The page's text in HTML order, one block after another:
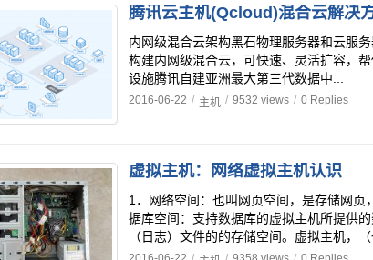
内网级混合云架构黑石物理服务器和云服
构建内网级混合云，可快速、灵活扩容，
设施腾讯自建亚洲最大第三代数据中...
2016-06-22 / 主机 / 9532 views / 0 Replies
虚拟主机：网络虚拟主机认识
1．网络空间：也叫网页空间，是存储网
据库空间：支持数据库的虚拟主机所提供
（日志）文件的的存储空间。虚拟主机，（